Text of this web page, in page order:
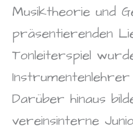
Musiktheorie und
präsentierenden
Tonleiterspiel
Darüber hinaus
vereinsinterne